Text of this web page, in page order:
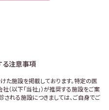
る注意事項
た施設を掲載しております。特定の医
以下「当社」）が推奨する施設をご案
される施設につきましては、ご自身でご